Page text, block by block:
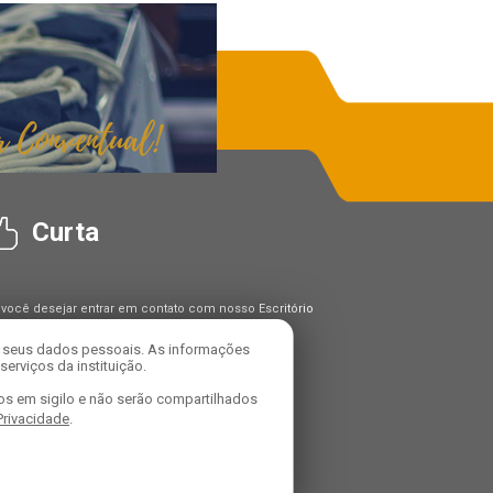
dados pessoais. As informações
da instituição.
em sigilo e não serão compartilhados
.
Curta
você desejar entrar em contato com nosso Escritório
Alexandre Domiciano Da Silva
dpo@franciscanosconventuais.org.br